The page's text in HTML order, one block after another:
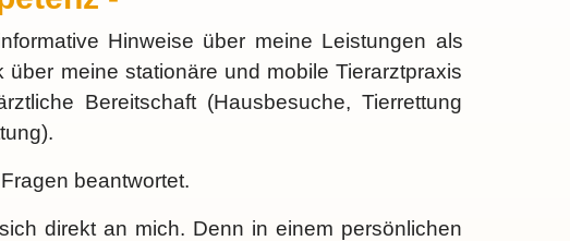
Hinweise über meine Leistungen als
meine stationäre und mobile Tierarztpraxis
Bereitschaft (Hausbesuche, Tierrettung
beantwortet.
direkt an mich. Denn in einem persönlichen